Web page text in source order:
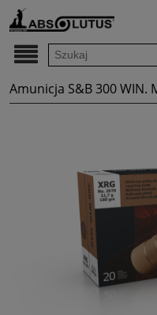
Amunicja S&B 300 WIN.